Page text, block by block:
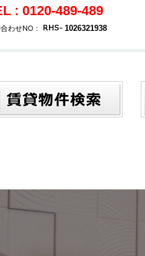
: 0120-489-489
わせNO： 1026321938